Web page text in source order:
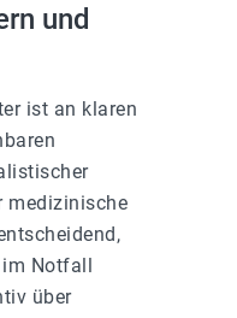
und
ist an klaren
medizinische
Notfall
über